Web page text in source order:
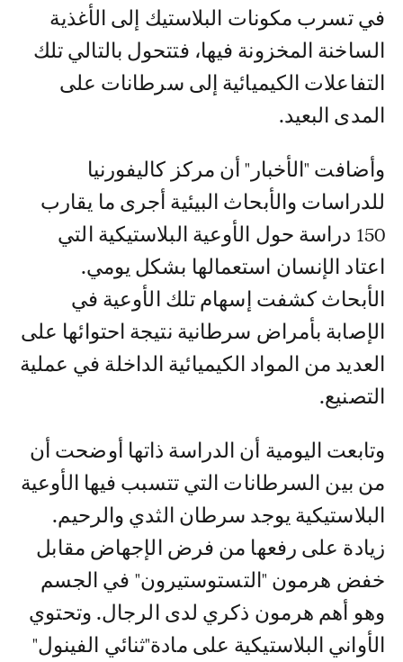
في تسرب مكونات البلاستيك إلى الأغذية
الساخنة المخزونة فيها، فتتحول بالتالي تلك
التفاعلات الكيميائية إلى سرطانات على
المدى البعيد.
وأضافت "الأخبار" أن مركز كاليفورنيا
للدراسات والأبحاث البيئية أجرى ما يقارب
150 دراسة حول الأوعية البلاستيكية التي
اعتاد الإنسان استعمالها بشكل يومي.
الأبحاث كشفت إسهام تلك الأوعية في
الإصابة بأمراض سرطانية نتيجة احتوائها على
العديد من المواد الكيميائية الداخلة في عملية
التصنيع.
وتابعت اليومية أن الدراسة ذاتها أوضحت أن
من بين السرطانات التي تتسبب فيها الأوعية
البلاستيكية يوجد سرطان الثدي والرحيم.
زيادة على رفعها من فرض الإجهاض مقابل
خفض هرمون "التستوستيرون" في الجسم
وهو أهم هرمون ذكري لدى الرجال. وتحتوي
الأواني البلاستيكية على مادة"ثنائي الفينول"